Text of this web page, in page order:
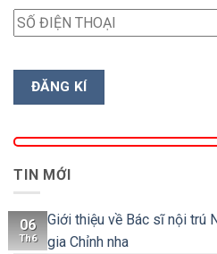
TIN MỚI
06
Th6
Giới thiệu về Bác sĩ nội trú
gia Chỉnh nha